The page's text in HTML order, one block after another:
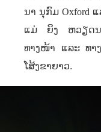
ນາ ນຸກົມ Oxford ແ
ແມ່ ຍິງ ຫວຽດນ
ທາງໜ້າ ແລະ ທາ
ໂສ້ງຂາຍາວ.